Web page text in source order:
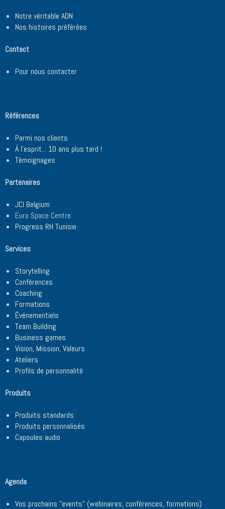
Notre véritable ADN
Nos histoires préférées
Contact
Pour nous contacter
Références
Parmi nos clients
À l'esprit... 10 ans plus tard !
Témoignages
Partenaires
JCI Belgium
Euro Space Centre
Progress RH Tunisie
Services
Storytelling
Conférences
Coaching
Formations
Événementiels
Team Building
Business games
Vision, Mission, Valeurs
Ateliers
Profils de personnalité
Produits
Produits standards
Produits personnalisés
Capsules audio
Agenda
Vos prochains "events" (webinaires, conférences, formations)